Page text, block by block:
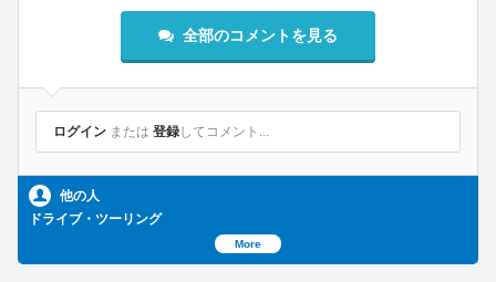
全部のコメントを見る
ログイン または 登録 してコメント...
他の人
ドライブ・ツーリング
More